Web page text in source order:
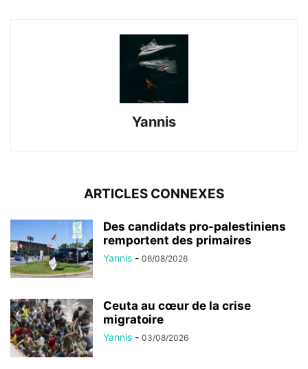
Yannis
ARTICLES CONNEXES
Des candidats pro-palestiniens
remportent des primaires
Yannis - 06/08/2026
Ceuta au cœur de la crise
migratoire
Yannis - 03/08/2026